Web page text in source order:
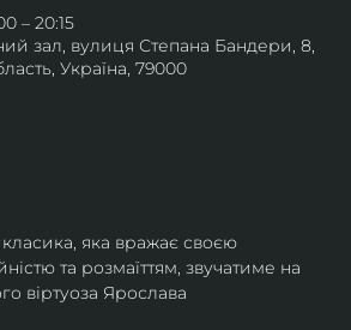
– 20:15
зал, вулиця Степана Бандери, 8,
Україна, 79000
яка вражає своєю
та розмаїттям, звучатиме на
віртуоза Ярослава